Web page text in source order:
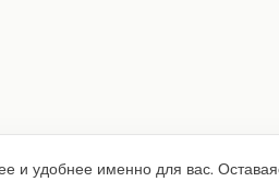
и удобнее именно для вас.